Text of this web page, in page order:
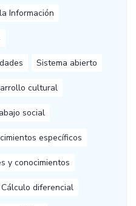
Información
Sistema abierto
cultural
social
específicos
y conocimientos
Cálculo diferencial